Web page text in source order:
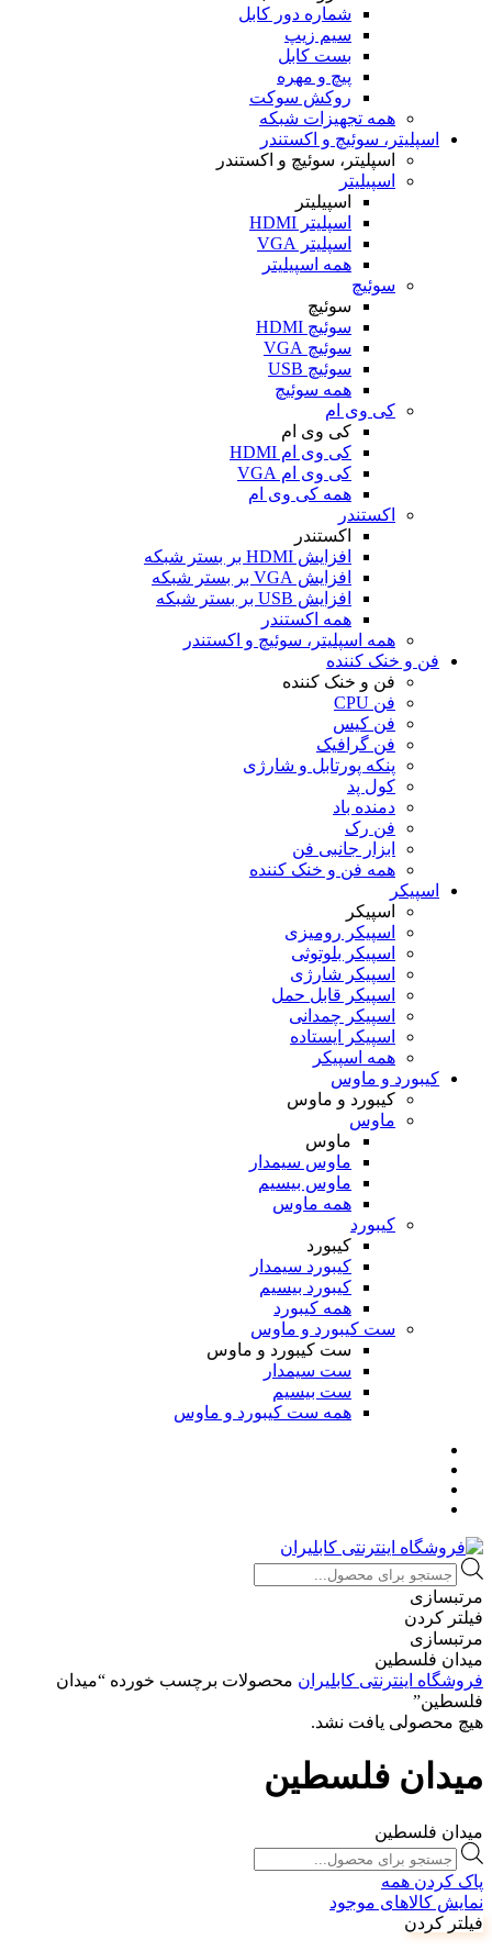
شماره دور کابل
سیم زیپ
بست کابل
پیچ و مهره
روکش سوکت
همه تجهیزات شبکه
اسپلیتر، سوئیچ و اکستندر
اسپلیتر، سوئیچ و اکستندر
اسپیلیتر
اسپیلیتر
اسپلیتر HDMI
اسپلیتر VGA
همه اسپیلیتر
سوئیچ
سوئیچ
سوئیچ HDMI
سوئیچ VGA
سوئیچ USB
همه سوئیچ
کی وی ام
کی وی ام
کی وی ام HDMI
کی وی ام VGA
همه کی وی ام
اکستندر
اکستندر
افزایش HDMI بر بستر شبکه
افزایش VGA بر بستر شبکه
افزایش USB بر بستر شبکه
همه اکستندر
همه اسپلیتر، سوئیچ و اکستندر
فن و خنک کننده
فن و خنک کننده
فن CPU
فن کیس
فن گرافیک
پنکه پورتابل و شارژی
کول پد
دمنده باد
فن رک
ابزار جانبی فن
همه فن و خنک کننده
اسپیکر
اسپیکر
اسپیکر رومیزی
اسپیکر بلوتوثی
اسپیکر شارژی
اسپیکر قابل حمل
اسپیکر چمدانی
اسپیکر ایستاده
همه اسپیکر
کیبورد و ماوس
کیبورد و ماوس
ماوس
ماوس
ماوس سیمدار
ماوس بیسیم
همه ماوس
کیبورد
کیبورد
کیبورد سیمدار
کیبورد بیسیم
همه کیبورد
ست کیبورد و ماوس
ست کیبورد و ماوس
ست سیمدار
ست بیسیم
همه ست کیبورد و ماوس
Products
search
مرتبسازی
فیلتر کردن
مرتبسازی
میدان فلسطین
فروشگاه اینترنتی کابلیران محصولات برچسب خورده “میدان
فلسطین”
هیچ محصولی یافت نشد.
میدان فلسطین
میدان فلسطین
Products
search
پاک کردن همه
نمایش کالاهای موجود
فیلتر کردن